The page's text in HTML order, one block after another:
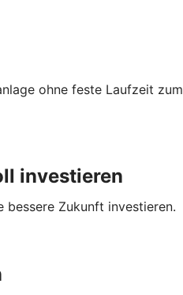
ohne feste Laufzeit zum
investieren
bessere Zukunft investieren.